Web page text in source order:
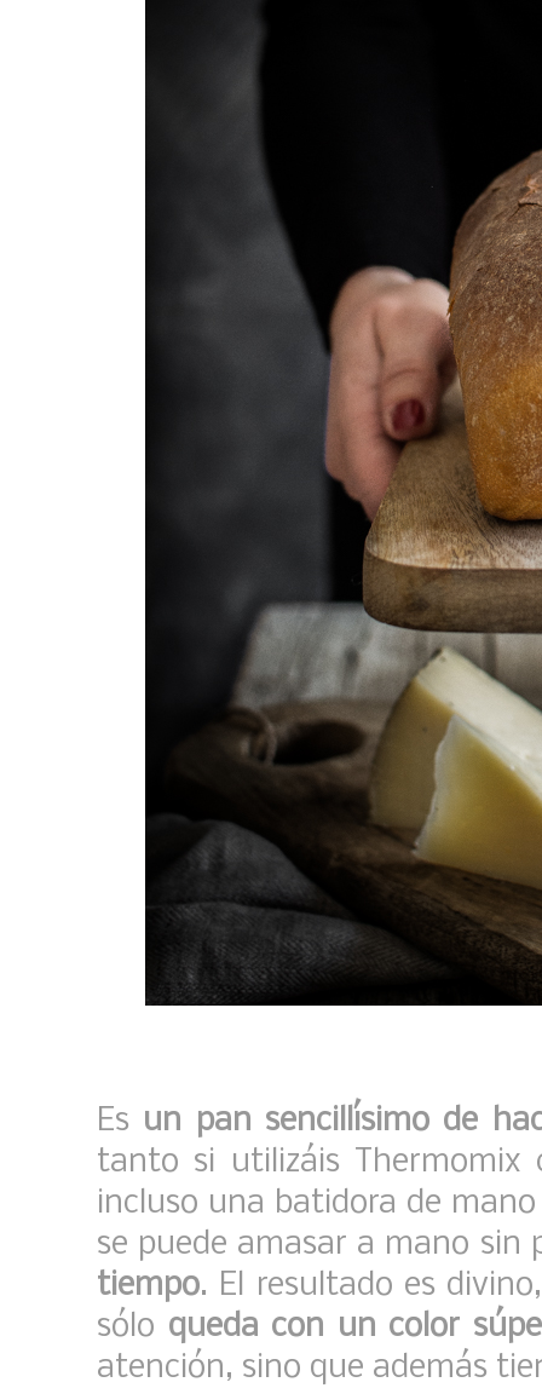
Es un pan sencillísimo de
tanto si utilizáis Thermomix
incluso una batidora de
se puede amasar a mano sin
tiempo. El resultado es
sólo queda con un color
atención, sino que además